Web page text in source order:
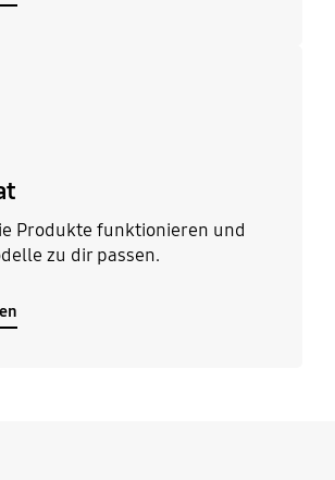
Produkte funktionieren und
zu dir passen.